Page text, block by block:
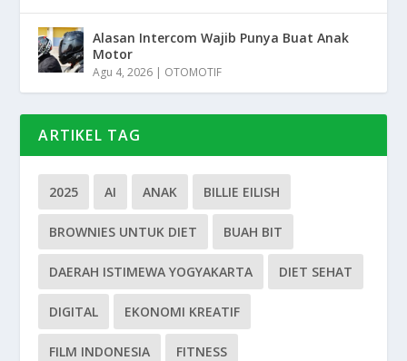
Alasan Intercom Wajib Punya Buat Anak
Motor
Agu 4, 2026 | OTOMOTIF
ARTIKEL TAG
2025 AI ANAK BILLIE EILISH
BROWNIES UNTUK DIET BUAH BIT
DAERAH ISTIMEWA YOGYAKARTA DIET SEHAT
DIGITAL EKONOMI KREATIF
FILM INDONESIA FITNESS